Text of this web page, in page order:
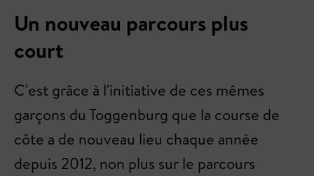
Un nouveau parcours plus
court
C'est grâce à l'initiative de ces mêmes
garçons du Toggenburg que la course de
côte a de nouveau lieu chaque année
depuis 2012, non plus sur le parcours